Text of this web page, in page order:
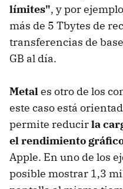
límites", y por
más de 5 Tbytes de
transferencias de
GB al día.
Metales otro de los
este caso está
permite reducirla
el rendimiento
Apple. En uno de los
posible mostrar 1,3